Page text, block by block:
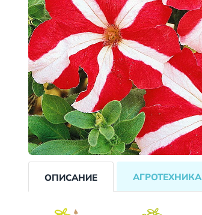
ОПИСАНИЕ АГРОТЕХНИКА